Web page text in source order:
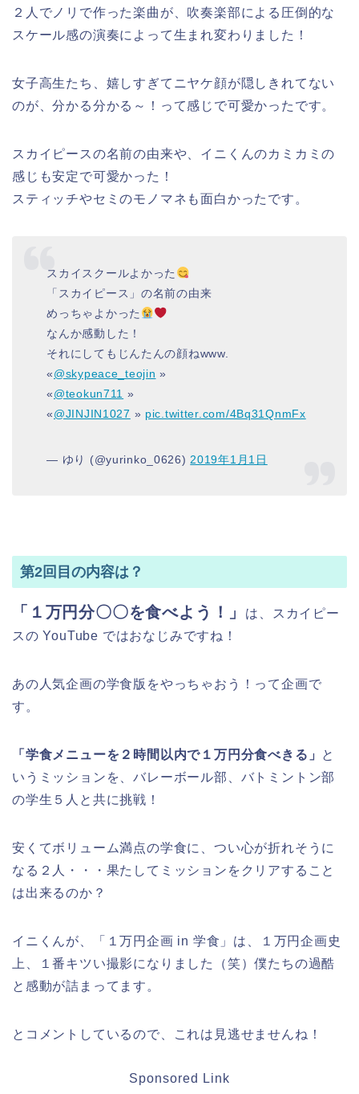
２人でノリで作った楽曲が、吹奏楽部による圧倒的な
スケール感の演奏によって生まれ変わりました！
女子高生たち、嬉しすぎてニヤケ顔が隠しきれてない
のが、分かる分かる～！って感じで可愛かったです。
スカイピースの名前の由来や、イニくんのカミカミの
感じも安定で可愛かった！
スティッチやセミのモノマネも面白かったです。
スカイスクールよかった
「スカイピース」の名前の由来
めっちゃよかった
なんか感動した！
それにしてもじんたんの顔ねwww.
«@skypeace_teojin »
«@teokun711 »
«@JINJIN1027 » pic.twitter.com/4Bq31QnmFx
— ゆり (@yurinko_0626)2019年1月1日
第2回目の内容は？
「１万円分〇〇を食べよう！」
は、スカイピー
スの YouTube ではおなじみですね！
あの人気企画の学食版をやっちゃおう！って企画で
す。
「学食メニューを２時間以内で１万円分食べきる」 と
いうミッションを、バレーボール部、バトミントン部
の学生５人と共に挑戦！
安くてボリューム満点の学食に、つい心が折れそうに
なる２人・・・果たしてミッションをクリアすること
は出来るのか？
イニくんが、「１万円企画 in 学食」は、１万円企画史
上、１番キツい撮影になりました（笑）僕たちの過酷
と感動が詰まってます。
とコメントしているので、これは見逃せませんね！
Sponsored Link